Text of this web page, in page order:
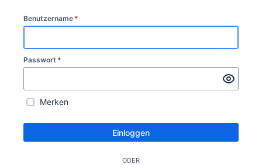
Benutzername *
Passwort *
Merken
Einloggen
ODER